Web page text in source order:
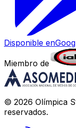
Disponible en
Miembro de
© 2026 Olímpica
reservados.